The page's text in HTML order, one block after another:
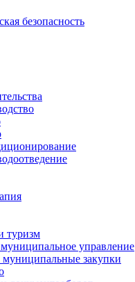
безопасность
туризм
управление
муниципальные закупки